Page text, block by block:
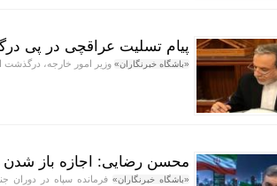
پیام تسلیت عراقچی در پی
«باشگاه خبرنگاران» وزیر امور خارجه، درگذشت
محسن رضایی: اجازه باز شدن
«باشگاه خبرنگاران»فرمانده سپاه در دوران